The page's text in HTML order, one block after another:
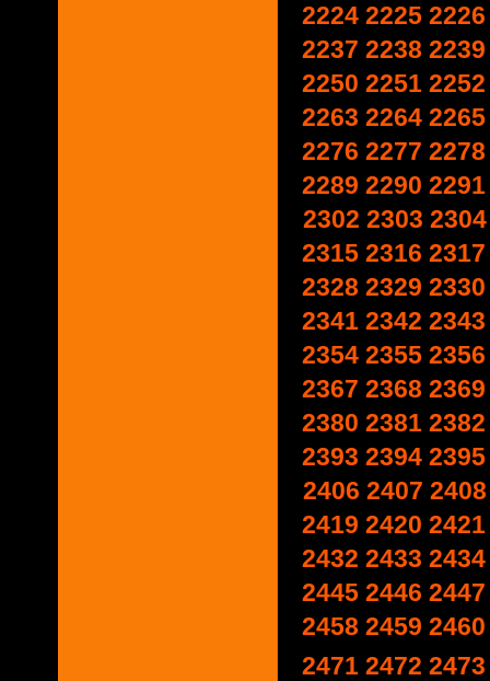
2224 2225 2226
2237 2238 2239
2250 2251 2252
2263 2264 2265
2276 2277 2278
2289 2290 2291
2302 2303 2304
2315 2316 2317
2328 2329 2330
2341 2342 2343
2354 2355 2356
2367 2368 2369
2380 2381 2382
2393 2394 2395
2406 2407 2408
2419 2420 2421
2432 2433 2434
2445 2446 2447
2458 2459 2460
2471 2472 2473